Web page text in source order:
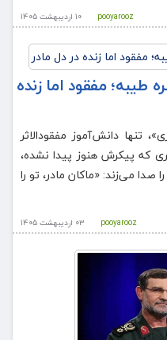
۱۰ اردیبهشت ۱۴۰۵ pooyarooz
مفقود اما زنده
تنها دانش‌آموز مفقودالاثر
که پیکرش هنوز پیدا نشده،
صدا می‌زند: «ماکان مادر، تو را
۰۳ اردیبهشت ۱۴۰۵ pooyarooz